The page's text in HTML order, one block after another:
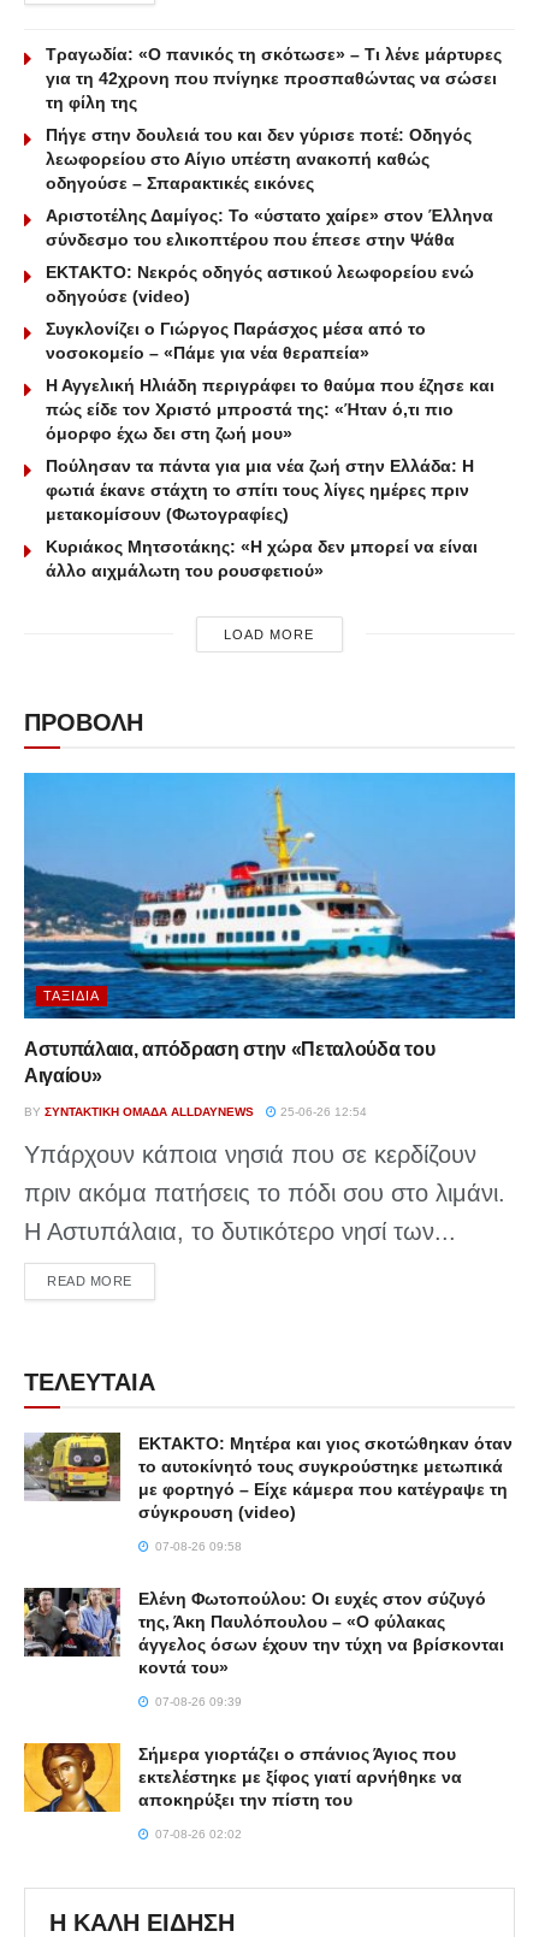
Τραγωδία: «Ο πανικός τη σκότωσε» – Τι λένε μάρτυρες
για τη 42χρονη που πνίγηκε προσπαθώντας να σώσει
τη φίλη της
Πήγε στην δουλειά του και δεν γύρισε ποτέ: Οδηγός
λεωφορείου στο Αίγιο υπέστη ανακοπή καθώς
οδηγούσε – Σπαρακτικές εικόνες
Αριστοτέλης Δαμίγος: Το «ύστατο χαίρε» στον Έλληνα
σύνδεσμο του ελικοπτέρου που έπεσε στην Ψάθα
ΕΚΤΑΚΤΟ: Νεκρός οδηγός αστικού λεωφορείου ενώ
οδηγούσε (video)
Συγκλονίζει ο Γιώργος Παράσχος μέσα από το
νοσοκομείο – «Πάμε για νέα θεραπεία»
Η Αγγελική Ηλιάδη περιγράφει το θαύμα που έζησε και
πώς είδε τον Χριστό μπροστά της: «Ήταν ό,τι πιο
όμορφο έχω δει στη ζωή μου»
Πούλησαν τα πάντα για μια νέα ζωή στην Ελλάδα: Η
φωτιά έκανε στάχτη το σπίτι τους λίγες ημέρες πριν
μετακομίσουν (Φωτογραφίες)
Κυριάκος Μητσοτάκης: «Η χώρα δεν μπορεί να είναι
άλλο αιχμάλωτη του ρουσφετιού»
LOAD MORE
ΠΡΟΒΟΛΗ
ΤΑΞΊΔΙΑ
Αστυπάλαια, απόδραση στην «Πεταλούδα του
Αιγαίου»
BY ΣΥΝΤΑΚΤΙΚΉ ΟΜΆΔΑ ALLDAYNEWS 25-06-26 12:54
Υπάρχουν κάποια νησιά που σε κερδίζουν
πριν ακόμα πατήσεις το πόδι σου στο λιμάνι.
Η Αστυπάλαια, το δυτικότερο νησί των...
READ MOREDETAILS
ΤΕΛΕΥΤΑΙΑ
ΕΚΤΑΚΤΟ: Μητέρα και γιος σκοτώθηκαν όταν
το αυτοκίνητό τους συγκρούστηκε μετωπικά
με φορτηγό – Είχε κάμερα που κατέγραψε τη
σύγκρουση (video)
07-08-26 09:58
Ελένη Φωτοπούλου: Οι ευχές στον σύζυγό
της, Άκη Παυλόπουλου – «Ο φύλακας
άγγελος όσων έχουν την τύχη να βρίσκονται
κοντά του»
07-08-26 09:39
Σήμερα γιορτάζει ο σπάνιος Άγιος που
εκτελέστηκε με ξίφος γιατί αρνήθηκε να
αποκηρύξει την πίστη του
07-08-26 02:02
Η ΚΑΛΗ ΕΙΔΗΣΗ